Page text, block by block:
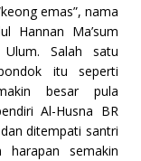
emas”, nama
Hannan Ma’sum
Salah satu
itu seperti
besar pula
Al-Husna BR
ditempati santri
harapan semakin